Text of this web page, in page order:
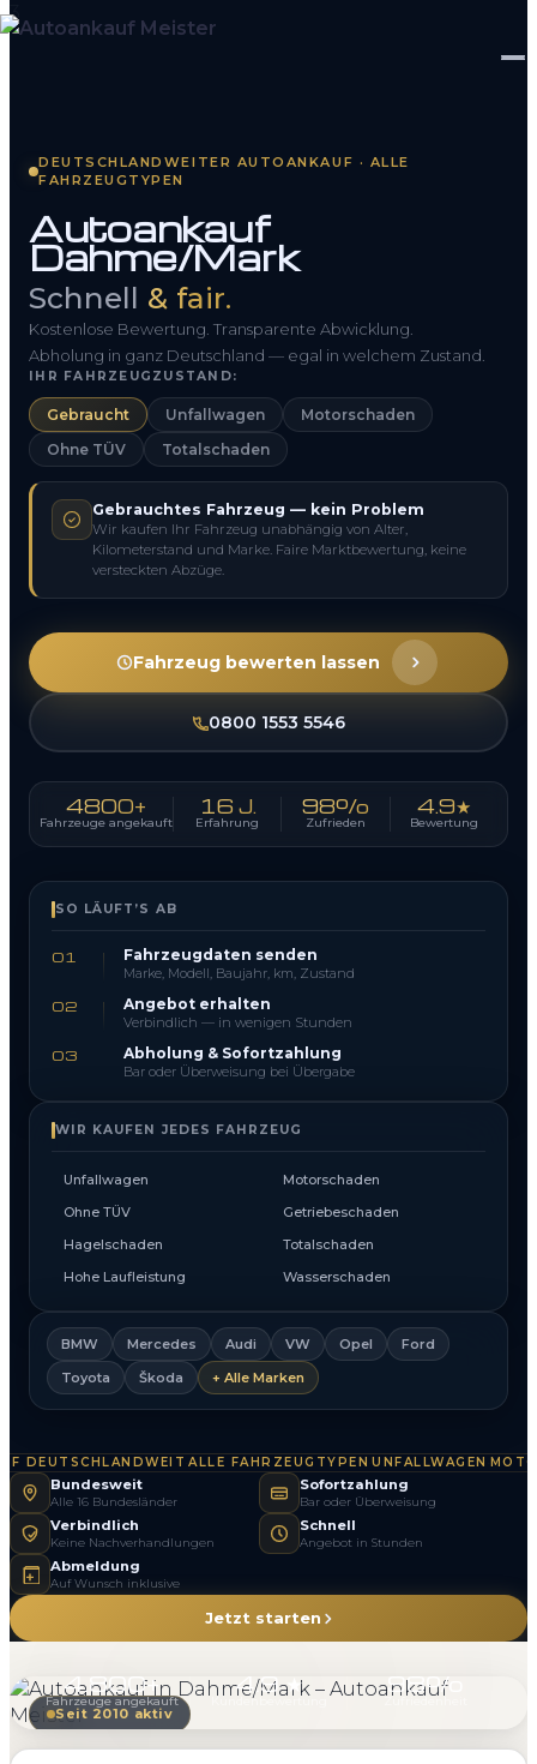
So funktioniert’s
Kontakt
FAQ
0800 1553 5546
DEUTSCHLANDWEITER AUTOANKAUF · ALLE
FAHRZEUGTYPEN
Autoankauf
Dahme/Mark
Schnell & fair.
Kostenlose Bewertung. Transparente Abwicklung.
Abholung in ganz Deutschland — egal in welchem Zustand.
IHR FAHRZEUGZUSTAND:
Gebraucht Unfallwagen
Motorschaden
Ohne TÜV
Totalschaden
Gebrauchtes Fahrzeug — kein Problem
Wir kaufen Ihr Fahrzeug unabhängig von Alter,
Kilometerstand und Marke. Faire Marktbewertung, keine
versteckten Abzüge.
Fahrzeug bewerten lassen
0800 1553 5546
4800+
Fahrzeuge angekauft
16 J.
Erfahrung
98%
Zufrieden
4.9★
Bewertung
SO LÄUFT’S AB
01 Fahrzeugdaten senden
Marke, Modell, Baujahr, km, Zustand
02 Angebot erhalten
Verbindlich — in wenigen Stunden
03 Abholung & Sofortzahlung
Bar oder Überweisung bei Übergabe
WIR KAUFEN JEDES FAHRZEUG
Unfallwagen
Motorschaden
Ohne TÜV
Getriebeschaden
Hagelschaden
Totalschaden
Hohe Laufleistung
Wasserschaden
BMW Mercedes Audi VW Opel
Ford
Toyota
Škoda + Alle Marken
DEUTSCHLANDWEIT ALLE FAHRZEUGTYPEN·UNFALLWAGEN·
Bundesweit
Alle 16 Bundesländer
Sofortzahlung
Bar oder Überweisung
Verbindlich
Keine Nachverhandlungen
Schnell
Angebot in Stunden
Abmeldung
Auf Wunsch inklusive
Jetzt starten
Seit 2010 aktiv
4.800+
Fahrzeuge angekauft
4.9 ★
Kundenbewertung
98%
Zufriedenheit